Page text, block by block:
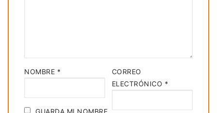
NOMBRE *
CORREO
ELECTRÓNICO *
GUARDA MI NOMBRE,